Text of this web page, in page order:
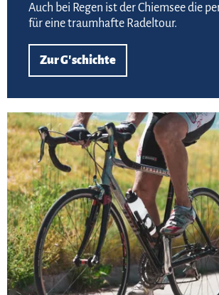
Auch bei Regen ist der Chiemsee die
für eine traumhafte Radeltour.
Zur G'schichte